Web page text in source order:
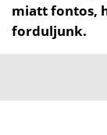
miatt fontos,
forduljunk.